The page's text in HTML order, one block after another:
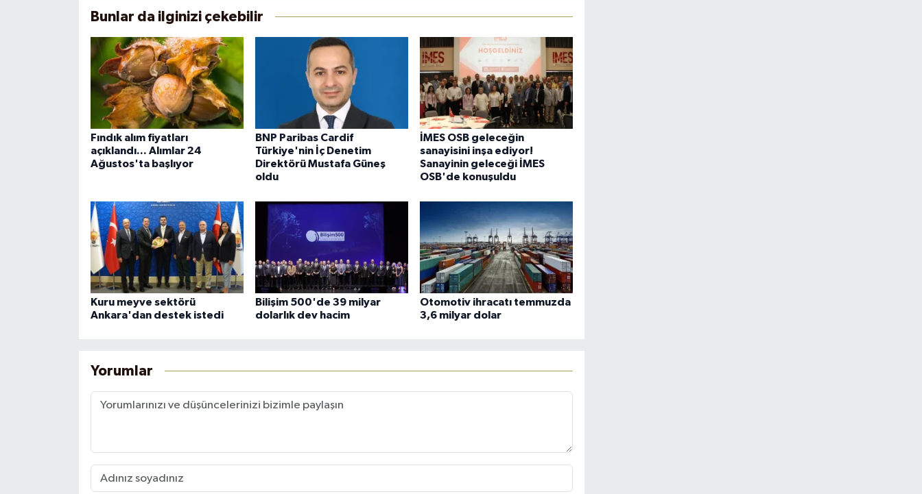
Bunlar da ilginizi çekebilir
Fındık alım fiyatları
açıklandı... Alımlar 24
Ağustos'ta başlıyor
BNP Paribas Cardif
Türkiye'nin İç Denetim
Direktörü Mustafa Güneş
oldu
İMES OSB geleceğin
sanayisini inşa ediyor!
Sanayinin geleceği İMES
OSB'de konuşuldu
Kuru meyve sektörü
Ankara'dan destek istedi
Bilişim 500'de 39 milyar
dolarlık dev hacim
Otomotiv ihracatı temmuzda
3,6 milyar dolar
Yorumlar